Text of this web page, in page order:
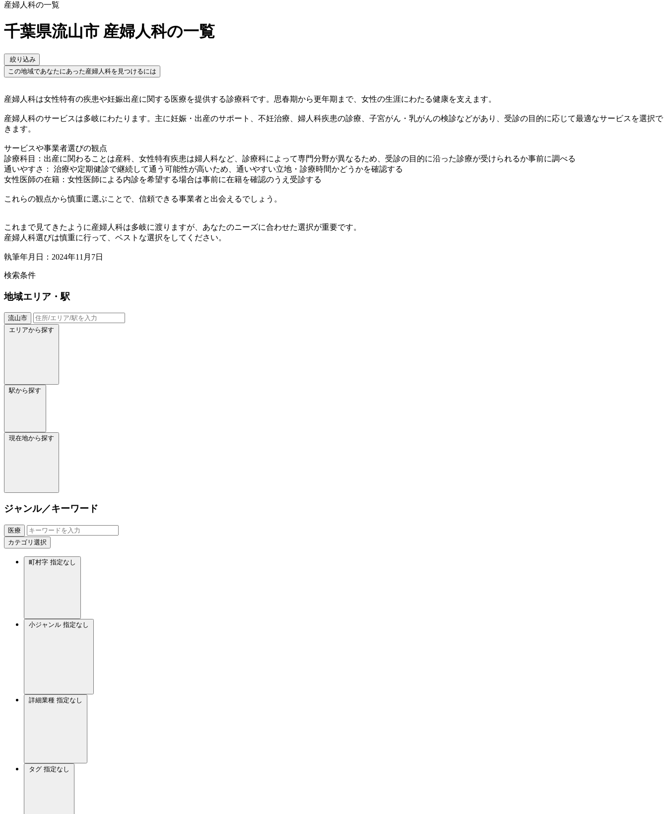
産婦人科の一覧
千葉県流山市 産婦人科の一覧
絞り込み
この地域であなたにあった産婦人科を見つけるには
産婦人科は女性特有の疾患や妊娠出産に関する医療を提供する診療科です。思春期から更年期まで、女性の生涯にわたる健康を支えます。
産婦人科のサービスは多岐にわたります。主に妊娠・出産のサポート、不妊治療、婦人科疾患の診療、子宮がん・乳がんの検診などがあり、受診の目的に応じて最適なサービスを選択で
きます。
サービスや事業者選びの観点
診療科目：出産に関わることは産科、女性特有疾患は婦人科など、診療科によって専門分野が異なるため、受診の目的に沿った診療が受けられるか事前に調べる
通いやすさ： 治療や定期健診で継続して通う可能性が高いため、通いやすい立地・診療時間かどうかを確認する
女性医師の在籍：女性医師による内診を希望する場合は事前に在籍を確認のうえ受診する
これらの観点から慎重に選ぶことで、信頼できる事業者と出会えるでしょう。
これまで見てきたように産婦人科は多岐に渡りますが、あなたのニーズに合わせた選択が重要です。
産婦人科選びは慎重に行って、ベストな選択をしてください。
執筆年月日：2024年11月7日
検索条件
地域エリア・駅
流山市
エリアから探す
駅から探す
現在地から探す
ジャンル／キーワード
医療
カテゴリ選択
町村字 指定なし
小ジャンル 指定なし
詳細業種 指定なし
タグ 指定なし